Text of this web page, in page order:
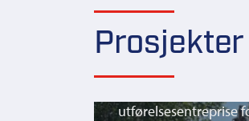
26201
Innlandet Øst
utførelsesentreprise